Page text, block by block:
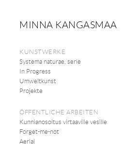
MINNA KANGASMAA
KUNSTWERKE
Systema naturae, serie
In Progress
Umweltkunst
Projekte
ÖFFENTLICHE ARBEITEN
Kunnianosoitus virtaaville vesille
Forget-me-not
Aerial